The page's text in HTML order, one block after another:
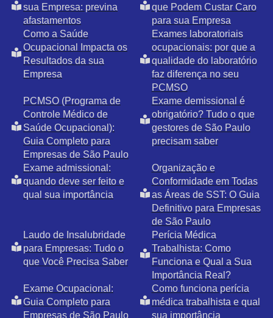
sua Empresa: previna
afastamentos
que Podem Custar Caro
para sua Empresa
Como a Saúde
Ocupacional Impacta os
Resultados da sua
Empresa
Exames laboratoriais
ocupacionais: por que a
qualidade do laboratório
faz diferença no seu
PCMSO
PCMSO (Programa de
Controle Médico de
Saúde Ocupacional):
Guia Completo para
Empresas de São Paulo
Exame demissional é
obrigatório? Tudo o que
gestores de São Paulo
precisam saber
Exame admissional:
quando deve ser feito e
qual sua importância
Organização e
Conformidade em Todas
as Áreas de SST: O Guia
Definitivo para Empresas
de São Paulo
Laudo de Insalubridade
para Empresas: Tudo o
que Você Precisa Saber
Perícia Médica
Trabalhista: Como
Funciona e Qual a Sua
Importância Real?
Exame Ocupacional:
Guia Completo para
Empresas de São Paulo
Como funciona perícia
médica trabalhista e qual
sua importância